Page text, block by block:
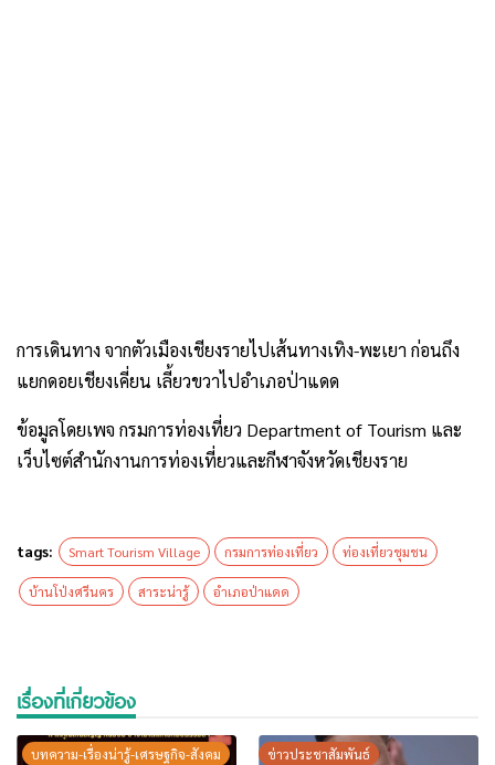
การเดินทาง จากตัวเมืองเชียงรายไปเส้นทางเทิง-พะเยา ก่อนถึง
แยกดอยเชียงเคี่ยน เลี้ยวขวาไปอำเภอป่าแดด
ข้อมูลโดยเพจ กรมการท่องเที่ยว Department of Tourism และ
เว็บไซต์สำนักงานการท่องเที่ยวและกีฬาจังหวัดเชียงราย
tags: Smart Tourism Village กรมการท่องเที่ยว ท่องเที่ยวชุมชน
บ้านโป่งศรีนคร สาระน่ารู้ อำเภอป่าแดด
เรื่องที่เกี่ยวข้อง
บทความ-เรื่องน่ารู้-เศรษฐกิจ-สังคม
ข่าวประชาสัมพันธ์